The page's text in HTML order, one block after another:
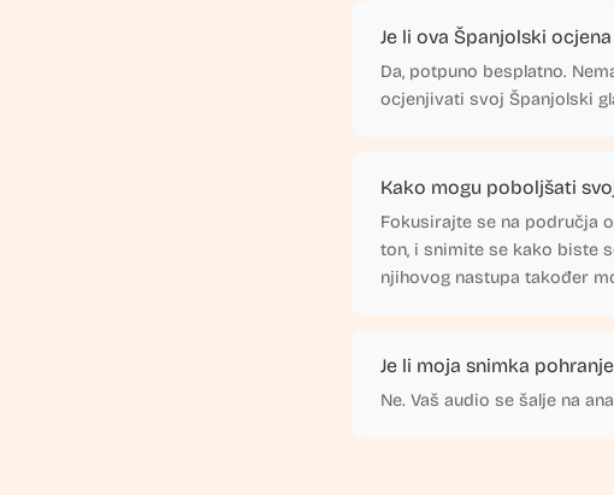
Je li ova Španjolski
Da, potpuno besplatno.
ocjenjivati svoj Španjolski
Kako mogu poboljšati
Fokusirajte se na područja
ton, i snimite se kako biste
njihovog nastupa također
Je li moja snimka
Ne. Vaš audio se šalje na